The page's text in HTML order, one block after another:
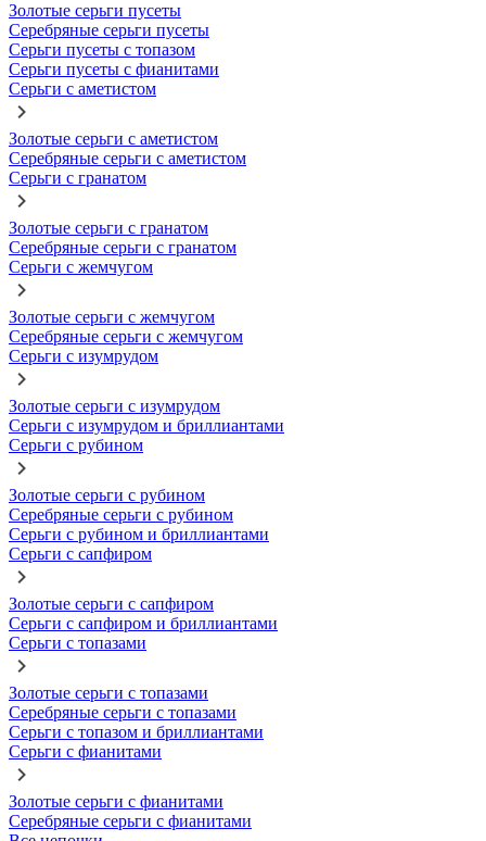
Золотые серьги пусеты
Серебряные серьги пусеты
Серьги пусеты с топазом
Серьги пусеты с фианитами
Серьги с аметистом
Золотые серьги с аметистом
Серебряные серьги с аметистом
Серьги с гранатом
Золотые серьги с гранатом
Серебряные серьги с гранатом
Серьги с жемчугом
Золотые серьги с жемчугом
Серебряные серьги с жемчугом
Серьги с изумрудом
Золотые серьги с изумрудом
Серьги с изумрудом и бриллиантами
Серьги с рубином
Золотые серьги с рубином
Серебряные серьги с рубином
Серьги с рубином и бриллиантами
Серьги с сапфиром
Золотые серьги с сапфиром
Серьги с сапфиром и бриллиантами
Серьги с топазами
Золотые серьги с топазами
Серебряные серьги с топазами
Серьги с топазом и бриллиантами
Серьги с фианитами
Золотые серьги с фианитами
Серебряные серьги с фианитами